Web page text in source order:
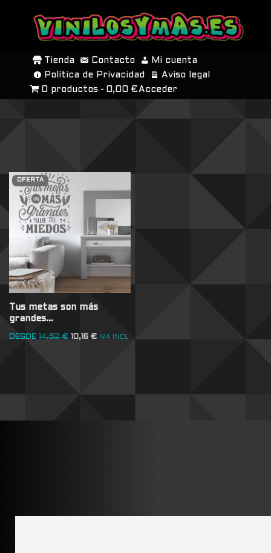
SALTAR
CONTENIDO
Tienda Contacto
Mi cuenta
Política de Privacidad
Aviso legal
0 productos
0,00 € Acceder
OFERTA
Tus metas son más
grandes…
DESDE 14,52€ 10,16 € IVA INCL